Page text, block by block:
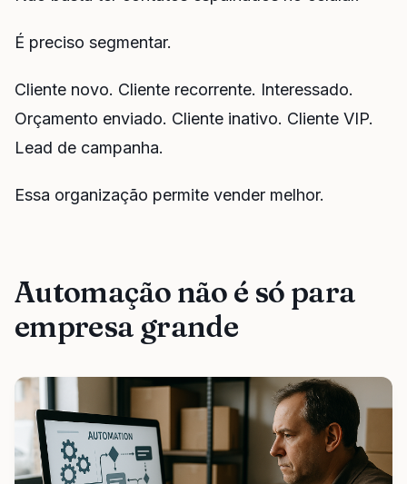
É preciso segmentar.
Cliente novo. Cliente recorrente. Interessado.
Orçamento enviado. Cliente inativo. Cliente VIP.
Lead de campanha.
Essa organização permite vender melhor.
Automação não é só para
empresa grande